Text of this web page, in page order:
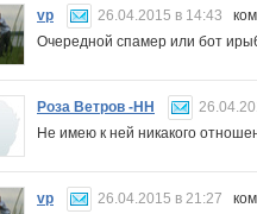
vp 26.04.2015 в 14:43
Очередной спамер или бот
Роза Ветров -НН
Не имею к ней никакого
vp 26.04.2015 в 21:27